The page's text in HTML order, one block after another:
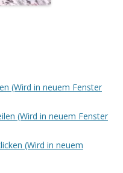
(Wird in neuem Fenster
(Wird in neuem Fenster
(Wird in neuem